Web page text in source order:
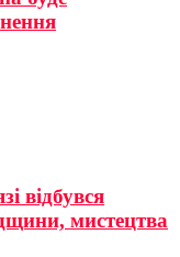
відбувся
мистецтва